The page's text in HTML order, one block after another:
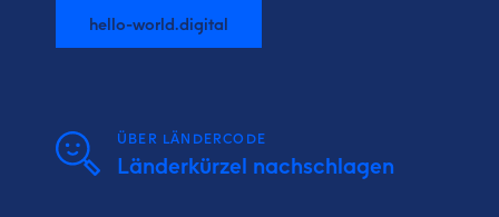
hello-world.digital
ÜBER LÄNDERCODE
Länderkürzel nachschlagen